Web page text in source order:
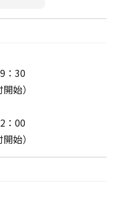
：30
始）
：00
始）